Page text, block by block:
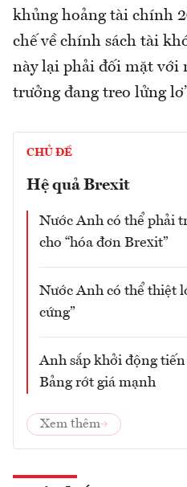
khủng hoảng tài chính
chế về chính sách tài
này lại phải đối mặt với
trưởng đang treo lửng
CHỦ ĐỀ
Hệ quả Brexit
Nước Anh có thể phải
cho “hóa đơn Brexit”
Nước Anh có thể thiệt
cứng”
Anh sắp khởi động
Bảng rớt giá mạnh
Xem thêm